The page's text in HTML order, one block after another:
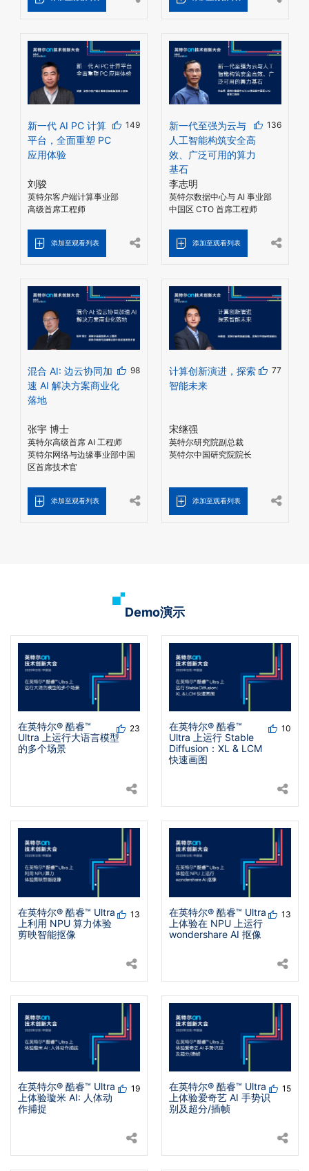
149
新一代 AI PC 计算
平台，全面重塑 PC
应用体验
刘骏
英特尔客户端计算事业部
高级首席工程师
添加至观看列表
136
新一代至强为云与
人工智能构筑安全高
效、广泛可用的算力
基石
李志明
英特尔数据中心与 AI 事业部
中国区 CTO 首席工程师
添加至观看列表
98
混合 AI: 边云协同加
速 AI 解决方案商业化
落地
张宇 博士
英特尔高级首席 AI 工程师
英特尔网络与边缘事业部中国
区首席技术官
添加至观看列表
77
计算创新演进，探索
智能未来
宋继强
英特尔研究院副总裁
英特尔中国研究院院长
添加至观看列表
Demo演示
23
在英特尔® 酷睿™
Ultra 上运行大语言模型
的多个场景
10
在英特尔® 酷睿™
Ultra 上运行 Stable
Diffusion：XL & LCM
快速画图
13
在英特尔® 酷睿™ Ultra
上利用 NPU 算力体验
剪映智能抠像
13
在英特尔® 酷睿™ Ultra
上体验在 NPU 上运行
wondershare AI 抠像​
19
在英特尔® 酷睿™ Ultra
上体验璇米 AI: 人体动
作捕捉
15
在英特尔® 酷睿™ Ultra
上体验爱奇艺 AI 手势识
别及超分/插帧​